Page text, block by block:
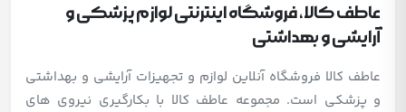
عاطف کالا، فروشگاه اینترنتی لوازم پزشکی و
آرایشی و بهداشتی
عاطف کالا فروشگاه آنلاین لوازم و تجهیزات آرایشی و بهداشتی
و پزشکی است. مجموعه عاطف کالا با بکارگیری نیروی های